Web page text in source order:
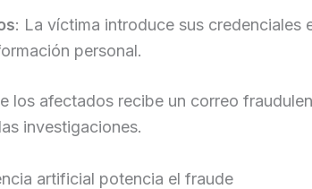
: La víctima introduce sus credenciales
personal.
los afectados recibe un correo
investigaciones.
artificial potencia el fraude